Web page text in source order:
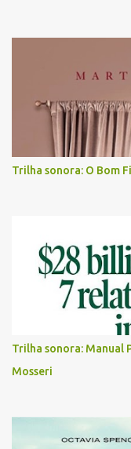
Trilha sonora: O Bom
Trilha sonora: Manual
Mosseri